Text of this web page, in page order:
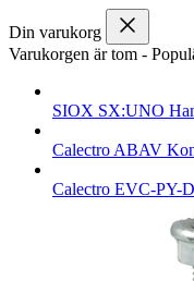
Din varukorg
Varukorgen är tom -
SIOX SX:UNO
Calectro ABAV
Calectro EVC-PY-